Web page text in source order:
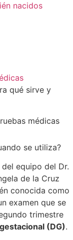
nacidos
qué sirve y
médicas
se utiliza?
equipo del Dr.
de la Cruz
conocida como
examen que se
trimestre
(DG).